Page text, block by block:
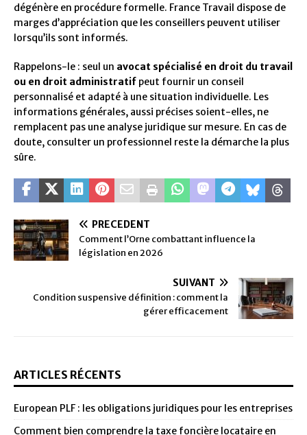
dégénère en procédure formelle. France Travail dispose de
marges d’appréciation que les conseillers peuvent utiliser
lorsqu’ils sont informés.
Rappelons-le : seul un avocat spécialisé en droit du travail
ou en droit administratif peut fournir un conseil
personnalisé et adapté à une situation individuelle. Les
informations générales, aussi précises soient-elles, ne
remplacent pas une analyse juridique sur mesure. En cas de
doute, consulter un professionnel reste la démarche la plus
sûre.
PRÉCÉDENT
Comment l’Orne combattant influence la
législation en 2026
SUIVANT
Condition suspensive définition : comment la
gérer efficacement
ARTICLES RÉCENTS
European PLF : les obligations juridiques pour les entreprises
Comment bien comprendre la taxe foncière locataire en